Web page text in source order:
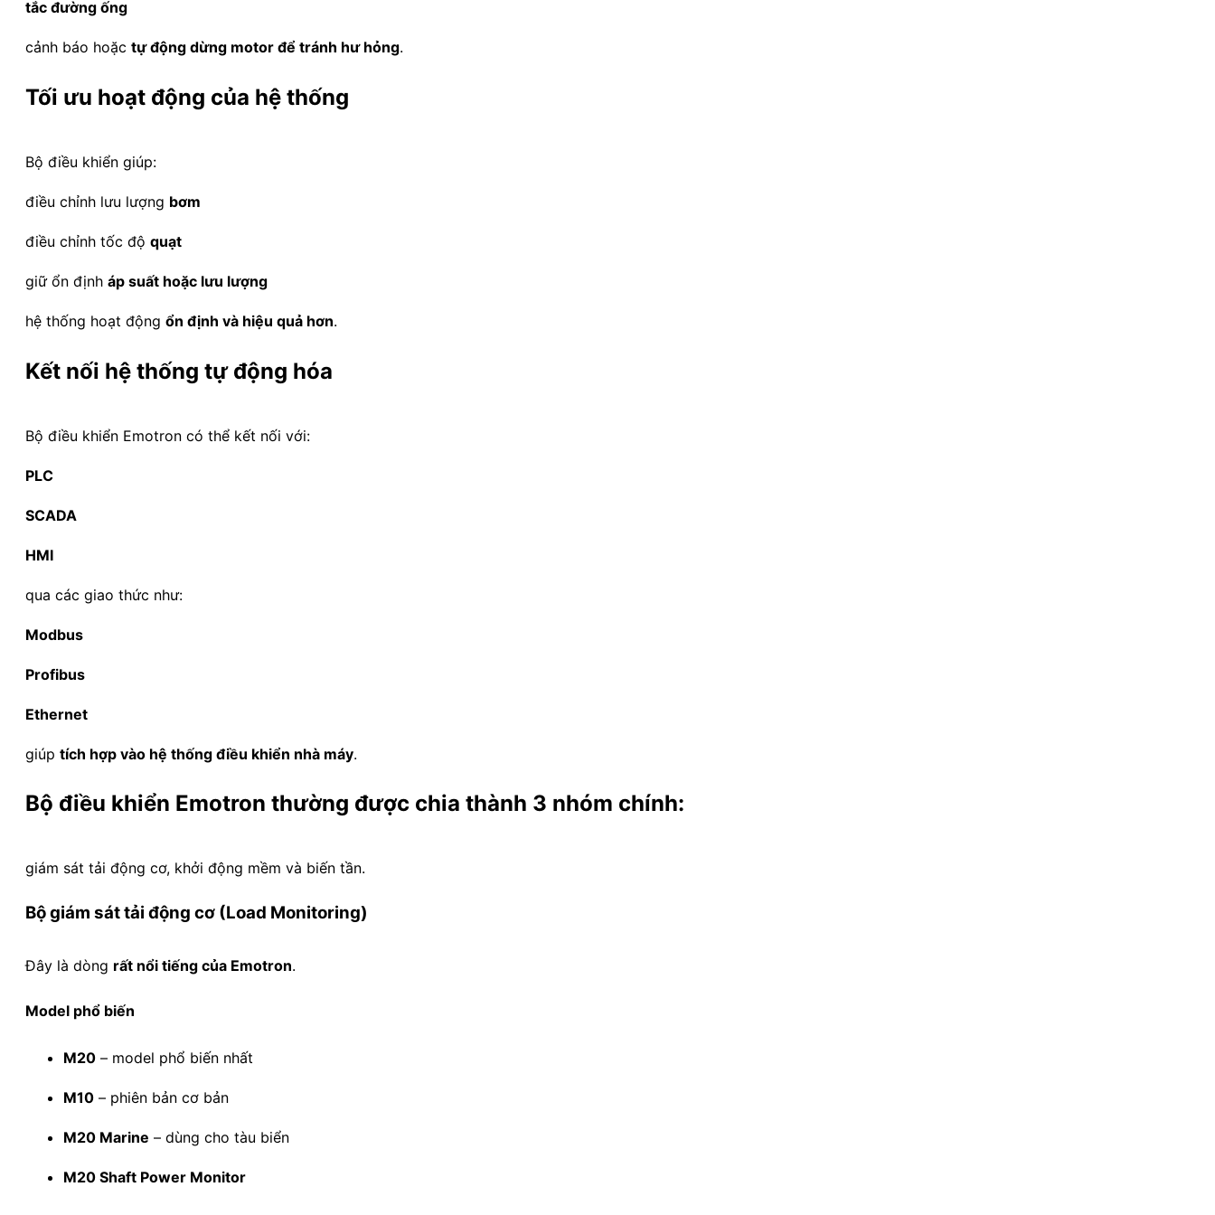
tắc đường ống
cảnh báo hoặc tự động dừng motor để tránh hư hỏng.
Tối ưu hoạt động của hệ thống
Bộ điều khiển giúp:
điều chỉnh lưu lượng bơm
điều chỉnh tốc độ quạt
giữ ổn định áp suất hoặc lưu lượng
hệ thống hoạt động ổn định và hiệu quả hơn.
Kết nối hệ thống tự động hóa
Bộ điều khiển Emotron có thể kết nối với:
PLC
SCADA
HMI
qua các giao thức như:
Modbus
Profibus
Ethernet
giúp tích hợp vào hệ thống điều khiển nhà máy.
Bộ điều khiển Emotron thường được chia thành 3 nhóm chính:
giám sát tải động cơ, khởi động mềm và biến tần.
Bộ giám sát tải động cơ (Load Monitoring)
Đây là dòng rất nổi tiếng của Emotron.
Model phổ biến
M20 – model phổ biến nhất
M10 – phiên bản cơ bản
M20 Marine – dùng cho tàu biển
M20 Shaft Power Monitor